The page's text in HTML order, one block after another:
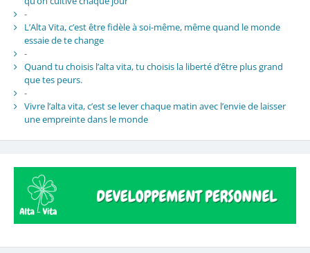
-
L’Alta Vita, c’est être fidèle à soi-même, même quand le monde
essaie de te change
-
Quand tu choisis l’alta vita, tu choisis la liberté d’être plus grand
que tes peurs.
-
Vivre l’alta vita, c’est se lever chaque matin avec l’envie de laisser
une empreinte dans le monde